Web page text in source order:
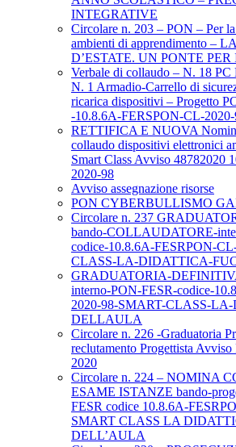
INTEGRATIVE
Circolare n. 203 – PON – Per
ambienti di apprendimento –
D’ESTATE. UN PONTE
Verbale di collaudo – N. 18
N. 1 Armadio-Carrello di
ricarica dispositivi – Progetto
-10.8.6A-FERSPON-CL-
RETTIFICA E NUOVA
collaudo dispositivi elettronici
Smart Class Avviso 48782020
2020-98
Avviso assegnazione risorse
PON CYBERBULLISMO
Circolare n. 237
bando-COLLAUDATORE-
codice-10.8.6A-FESRPON-
CLASS-LA-DIDATTICA-
GRADUATORIA-
interno-PON-FESR-codice-
2020-98-SMART-CLASS-
DELLAULA
Circolare n. 226 -Graduatoria
reclutamento Progettista
2020
Circolare n. 224 – NOMINA
ESAME ISTANZE bando-
FESR codice 10.8.6A-
SMART CLASS LA
DELL’AULA